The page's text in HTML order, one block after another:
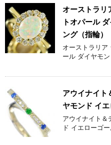
オーストラリ
トオパール
ング（指輪）
オーストラリア
ール ダイヤモン
アウイナイト
ヤモンド イエ
アウイナイト＆
ド イエローゴ